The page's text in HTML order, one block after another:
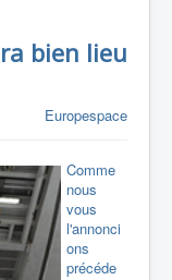
bien lieu
Europespace
Comme
nous
vous
l'annonci
ons
précéde